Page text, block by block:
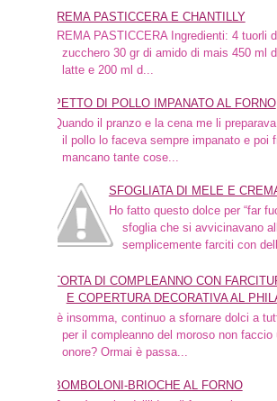
CREMA PASTICCERA E CHANTILLY
CREMA PASTICCERA Ingredienti: 4 tuorli
zucchero 30 gr di amido di mais 450 ml
latte e 200 ml d...
PETTO DI POLLO IMPANATO AL FORNO
Quando il pranzo e la cena me li
il pollo lo faceva sempre impanato e poi
mancano tante cose...
SFOGLIATA DI MELE E
Ho fatto questo dolce per “far
sfoglia che si avvicinavano
semplicemente farciti con
TORTA DI COMPLEANNO CON
E COPERTURA DECORATIVA AL
Bè insomma, continuo a sfornare dolci a
per il compleanno del moroso non faccio
onore? Ormai è passa...
BOMBOLONI-BRIOCHE AL FORNO